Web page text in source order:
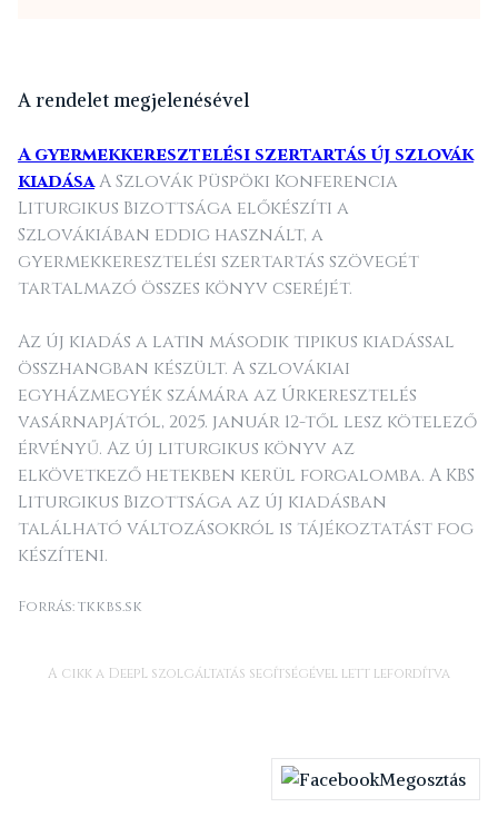
Arendelet megjelenésével
A gyermekkeresztelési szertartás új szlovák
kiadásaA Szlovák Püspöki Konferencia
Liturgikus Bizottsága előkészíti a
Szlovákiában eddig használt, a
gyermekkeresztelési szertartás szövegét
tartalmazó összes könyv cseréjét.
Az új kiadás a latin második tipikus kiadással
összhangban készült. A szlovákiai
egyházmegyék számára az Úrkeresztelés
vasárnapjától, 2025. január 12-től lesz kötelező
érvényű. Az új liturgikus könyv az
elkövetkező hetekben kerül forgalomba. A KBS
Liturgikus Bizottsága az új kiadásban
található változásokról is tájékoztatást fog
készíteni.
Forrás: tkkbs.sk
A cikk a DeepL szolgáltatás segítségével lett lefordítva
Megosztás